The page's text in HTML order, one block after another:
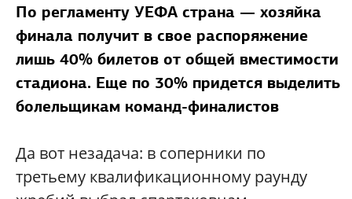
По регламенту УЕФА страна — хозяйка
финала получит в свое распоряжение
лишь 40% билетов от общей вместимости
стадиона. Еще по 30% придется выделить
болельщикам команд-финалистов
Да вот незадача: в соперники по
третьему квалификационному раунду